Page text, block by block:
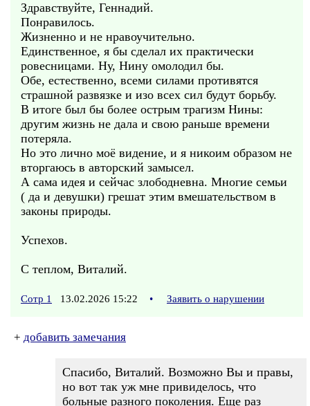
Здравствуйте, Геннадий.
Понравилось.
Жизненно и не нравоучительно.
Единственное, я бы сделал их практически
ровесницами. Ну, Нину омолодил бы.
Обе, естественно, всеми силами противятся
страшной развязке и изо всех сил будут борьбу.
В итоге был бы более острым трагизм Нины:
другим жизнь не дала и свою раньше времени
потеряла.
Но это лично моё видение, и я никоим образом не
вторгаюсь в авторский замысел.
А сама идея и сейчас злободневна. Многие семьи
( да и девушки) грешат этим вмешательством в
законы природы.
Успехов.
С теплом, Виталий.
Сотр 1 13.02.2026 15:22 • Заявить о нарушении
+ добавить замечания
Спасибо, Виталий. Возможно Вы и правы,
но вот так уж мне привиделось, что
больные разного поколения. Еще раз